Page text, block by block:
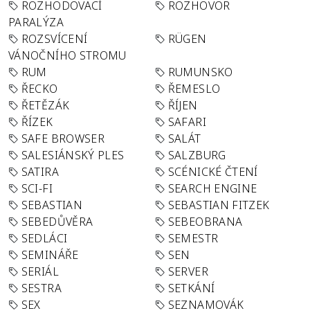
ROZHODOVACÍ
PARALÝZA
ROZHOVOR
ROZSVÍCENÍ
VÁNOČNÍHO STROMU
RÜGEN
RUM
RUMUNSKO
ŘECKO
ŘEMESLO
ŘETĚZÁK
ŘÍJEN
ŘÍZEK
SAFARI
SAFE BROWSER
SALÁT
SALESIÁNSKÝ PLES
SALZBURG
SATIRA
SCÉNICKÉ ČTENÍ
SCI-FI
SEARCH ENGINE
SEBASTIAN
SEBASTIAN FITZEK
SEBEDŮVĚRA
SEBEOBRANA
SEDLÁCI
SEMESTR
SEMINÁŘE
SEN
SERIÁL
SERVER
SESTRA
SETKÁNÍ
SEX
SEZNAMOVÁK